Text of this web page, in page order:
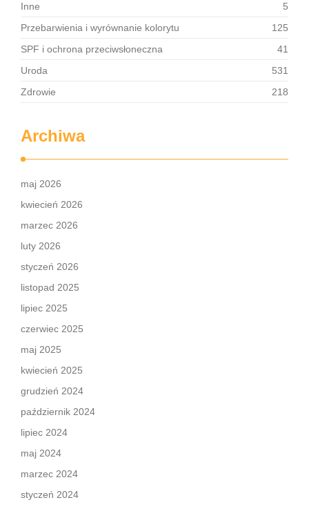
Inne
5
Przebarwienia i wyrównanie kolorytu
125
SPF i ochrona przeciwsłoneczna
41
Uroda
531
Zdrowie
218
Archiwa
maj 2026
kwiecień 2026
marzec 2026
luty 2026
styczeń 2026
listopad 2025
lipiec 2025
czerwiec 2025
maj 2025
kwiecień 2025
grudzień 2024
październik 2024
lipiec 2024
maj 2024
marzec 2024
styczeń 2024